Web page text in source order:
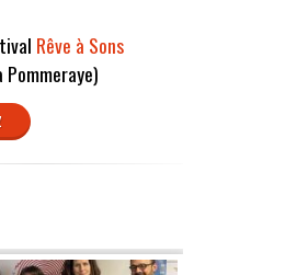
Rêve à Sons